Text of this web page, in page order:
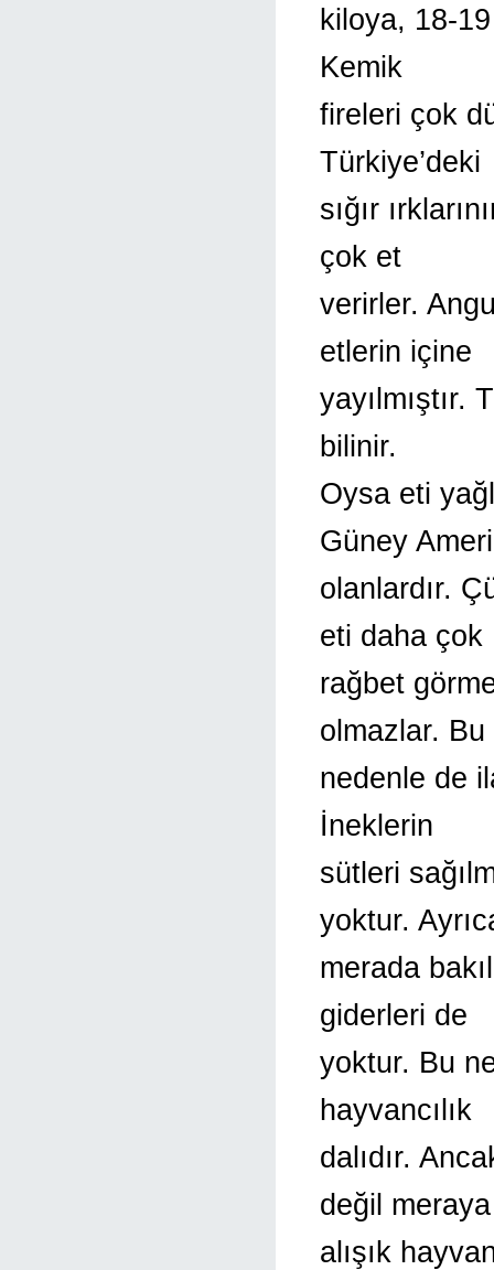
kiloya, 18-
Kemik
fireleri çok
Türkiye’deki
sığır
çok et
verirler.
etlerin içine
yayılmıştır.
bilinir.
Oysa eti
Güney
olanlardır.
eti daha çok
rağbet
olmazlar. Bu
nedenle de
İneklerin
sütleri
yoktur.
merada
giderleri de
yoktur. Bu
hayvancılık
dalıdır.
değil meraya
alışık